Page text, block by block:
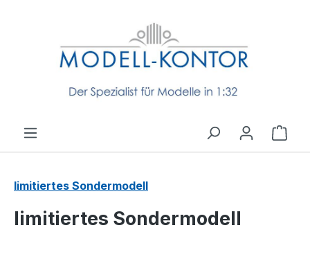
limitiertes Sondermodell
limitiertes Sondermodell